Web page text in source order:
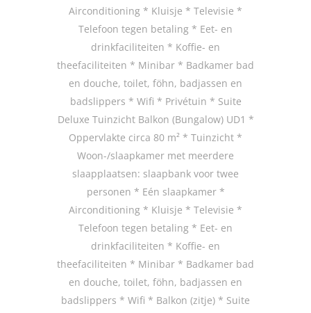
Airconditioning * Kluisje * Televisie *
Telefoon tegen betaling * Eet- en
drinkfaciliteiten * Koffie- en
theefaciliteiten * Minibar * Badkamer bad
en douche, toilet, föhn, badjassen en
badslippers * Wifi * Privétuin * Suite
Deluxe Tuinzicht Balkon (Bungalow) UD1 *
Oppervlakte circa 80 m² * Tuinzicht *
Woon-/slaapkamer met meerdere
slaapplaatsen: slaapbank voor twee
personen * Eén slaapkamer *
Airconditioning * Kluisje * Televisie *
Telefoon tegen betaling * Eet- en
drinkfaciliteiten * Koffie- en
theefaciliteiten * Minibar * Badkamer bad
en douche, toilet, föhn, badjassen en
badslippers * Wifi * Balkon (zitje) * Suite